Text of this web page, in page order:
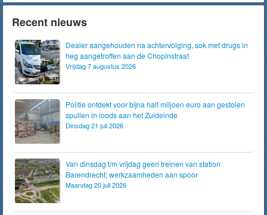
Recent nieuws
Dealer aangehouden na achtervolging, sok met drugs in
heg aangetroffen aan de Chopinstraat
Vrijdag 7 augustus 2026
Politie ontdekt voor bijna half miljoen euro aan gestolen
spullen in loods aan het Zuideinde
Dinsdag 21 juli 2026
Van dinsdag t/m vrijdag geen treinen van station
Barendrecht; werkzaamheden aan spoor
Maandag 20 juli 2026